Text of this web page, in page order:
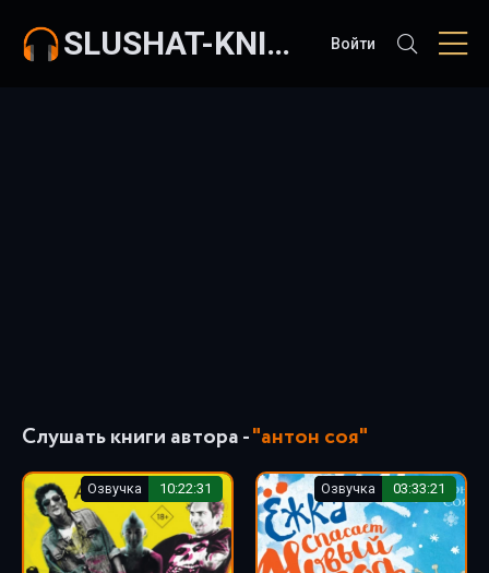
SLUSHAT-KNIGI.COM Войти
Слушать книги автора -"антон соя"
Озвучка 10:22:31 Озвучка 03:33:21